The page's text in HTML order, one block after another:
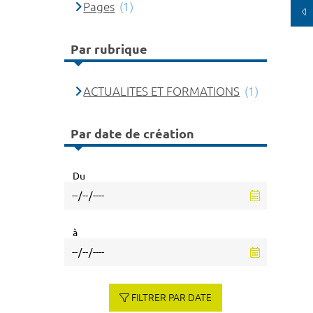
Pages (1)
Par rubrique
ACTUALITES ET FORMATIONS (1)
Par date de création
Du
à
FILTRER PAR DATE